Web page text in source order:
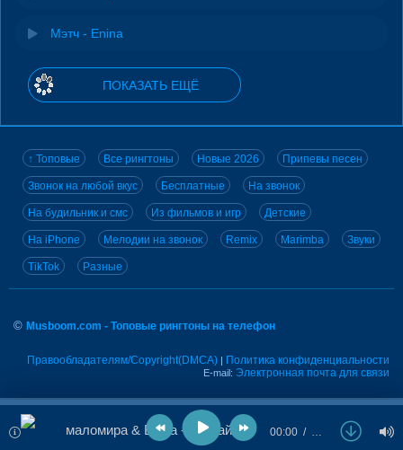
Мэтч - Enina
ПОКАЗАТЬ ЕЩЁ
↑ Топовые Все рингтоны Новые 2026 Припевы песен
Звонок на любой вкус Бесплатные На звонок
На будильник и смс Из фильмов и игр Детские
На iPhone Мелодии на звонок Remix Marimba Звуки
TikTok Разные
© Musboom.com - Топовые рингтоны на телефон
Правообладателям/Copyright(DMCA) | Политика конфиденциальности
E-mail: Электронная почта для связи
маломира & Enina - Убегай 00:00 …